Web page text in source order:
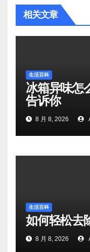
相关文章
生活百科
冰箱异味怎
告诉你
8 月 8, 2026
生活百科
如何轻松去
8 月 8, 2026